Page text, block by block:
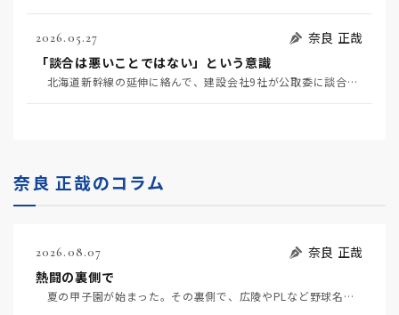
2026.05.27
奈良 正哉
「談合は悪いことではない」という意識
北海道新幹線の延伸に絡んで、建設会社9社が公取委に談合を疑われている（5月20日日経）。 談合と…
奈良 正哉のコラム
2026.08.07
奈良 正哉
熱闘の裏側で
夏の甲子園が始まった。その裏側で、広陵やPLなど野球名門校（だった）の不祥事のその後について、「熱…